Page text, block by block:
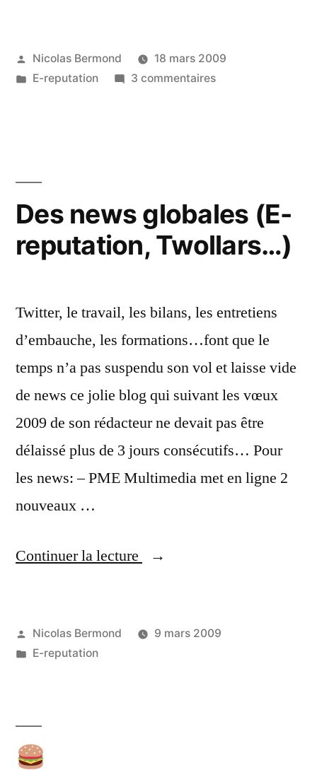
Money)=Kill
Publié
par
Nicolas Bermond
18 mars 2009
Publié
E-reputation 3 commentairessur
l’E-
reputation
Des news globales (E-
reputation, Twollars…)
Twitter, le travail, les bilans, les entretiens
d’embauche, les formations…font que le
temps n’a pas suspendu son vol et laisse vide
de news ce jolie blog qui suivant les vœux
2009 de son rédacteur ne devait pas être
délaissé plus de 3 jours consécutifs… Pour
les news: – PME Multimedia met en ligne 2
nouveaux …
Continuer la lecture
« Des
(E-
Publié
par
Nicolas Bermond
9 mars 2009
Publié
E-reputation